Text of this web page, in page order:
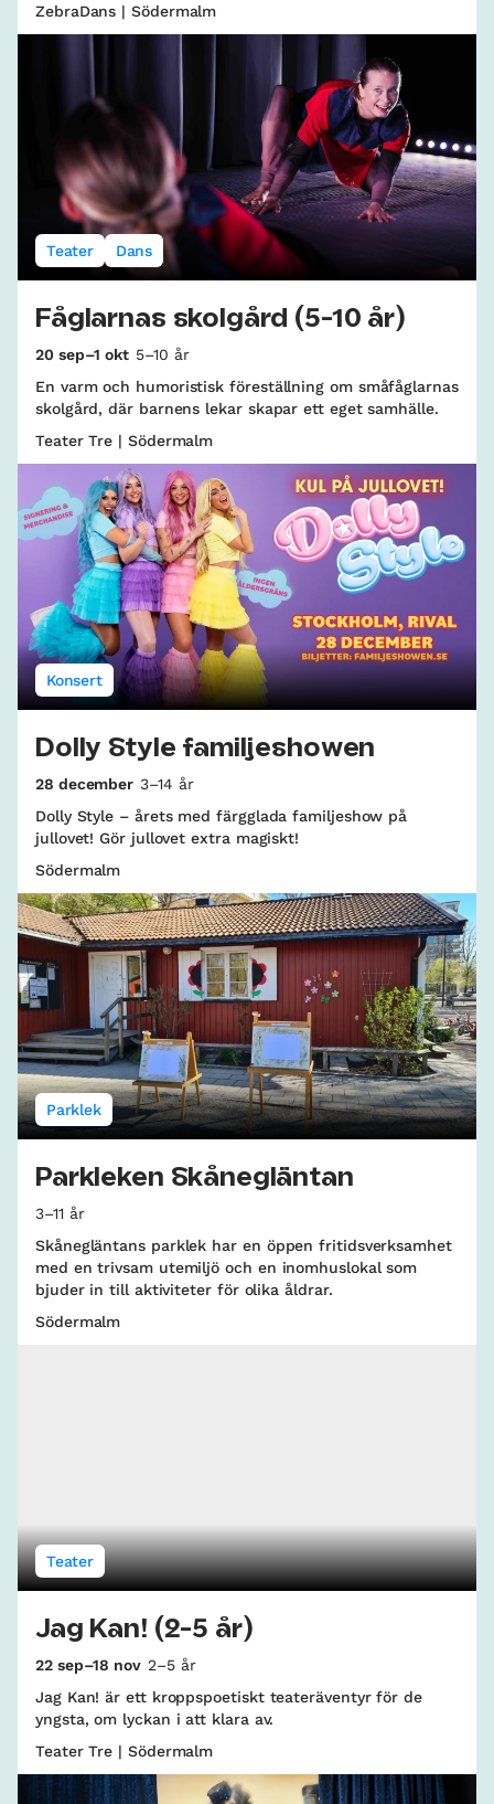
ZebraDans | Södermalm
Teater Dans
Fåglarnas skolgård (5-10 år)
20 sep–1 okt 5–10 år
En varm och humoristisk föreställning om småfåglarnas
skolgård, där barnens lekar skapar ett eget samhälle.
Teater Tre | Södermalm
Konsert
Dolly Style familjeshowen
28 december 3–14 år
Dolly Style – årets med färgglada familjeshow på
jullovet! Gör jullovet extra magiskt!
Södermalm
Parklek
Parkleken Skånegläntan
3–11 år
Skånegläntans parklek har en öppen fritidsverksamhet
med en trivsam utemiljö och en inomhuslokal som
bjuder in till aktiviteter för olika åldrar.
Södermalm
Teater
Jag Kan! (2-5 år)
22 sep–18 nov 2–5 år
Jag Kan! är ett kroppspoetiskt teateräventyr för de
yngsta, om lyckan i att klara av.
Teater Tre | Södermalm